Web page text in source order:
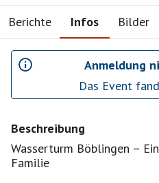
Berichte Infos Bilder
Anmeldung
Das Event
Beschreibung
Wasserturm Böblingen –
Familie